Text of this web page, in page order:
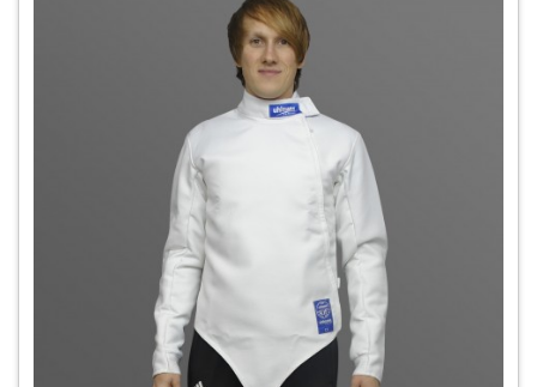
Fechtunterziehjacken 800N (9)
Brustschutz & Suspensorium (6)
Fechtmasken (36)
Fecht-Handschuhe (13)
Fecht-Schuhe (9)
Fecht-Strümpfe (6)